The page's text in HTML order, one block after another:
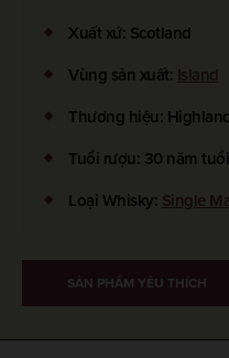
Xuất xứ: Scotland
Vùng sản xuất: Island
Thương hiệu:
Tuổi rượu: 30 năm tuổi
Loại Whisky: Single
SẢN PHẨM YÊU THÍCH